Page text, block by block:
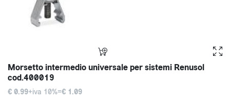
Morsetto intermedio universale per sistemi Renusol
cod.400019
€ 0.99+iva 10%=€ 1.09